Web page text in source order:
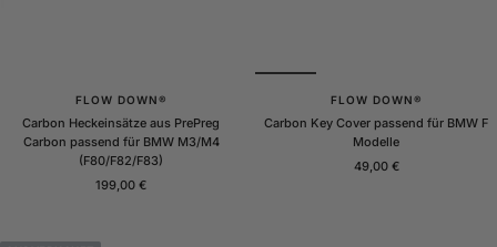
FLOW DOWN®
Carbon Heckeinsätze aus PrePreg
Carbon passend für BMW M3/M4
(F80/F82/F83)
Angebotspreis
199,00 €
FLOW DOWN®
Carbon Key Cover passend für BMW F
Modelle
Angebotspreis
49,00 €